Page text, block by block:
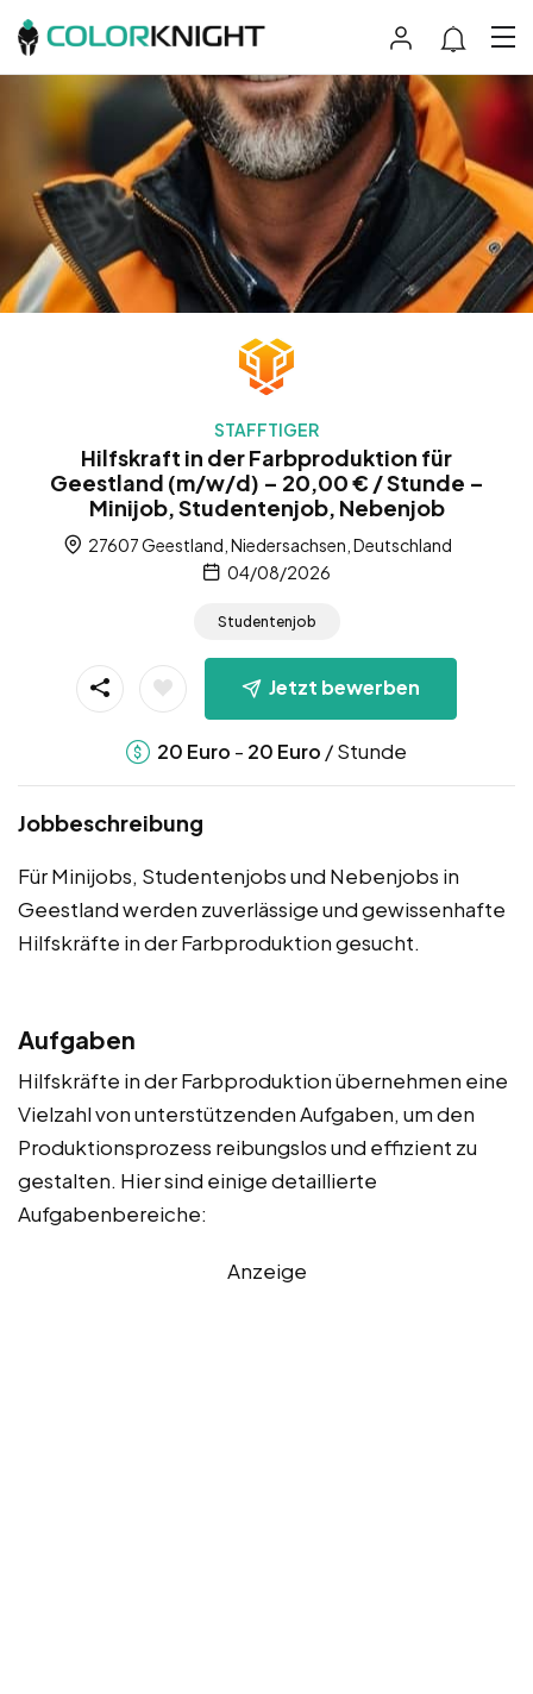
STAFFTIGER
Hilfskraft in der Farbproduktion für
Geestland (m/w/d) – 20,00 € / Stunde –
Minijob, Studentenjob, Nebenjob
27607 Geestland, Niedersachsen, Deutschland
04/08/2026
Studentenjob
Jetzt bewerben
20 Euro - 20 Euro / Stunde
Jobbeschreibung
Für Minijobs, Studentenjobs und Nebenjobs in
Geestland werden zuverlässige und gewissenhafte
Hilfskräfte in der Farbproduktion gesucht.
Aufgaben
Hilfskräfte in der Farbproduktion übernehmen eine
Vielzahl von unterstützenden Aufgaben, um den
Produktionsprozess reibungslos und effizient zu
gestalten. Hier sind einige detaillierte
Aufgabenbereiche:
Anzeige